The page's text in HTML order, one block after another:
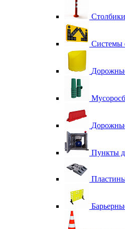
Системы
Пункты